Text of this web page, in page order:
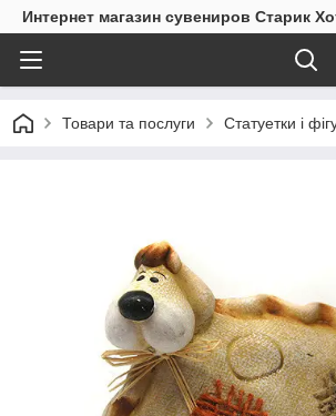
Интернет магазин сувениров Старик
Товари та послуги Статуетки і